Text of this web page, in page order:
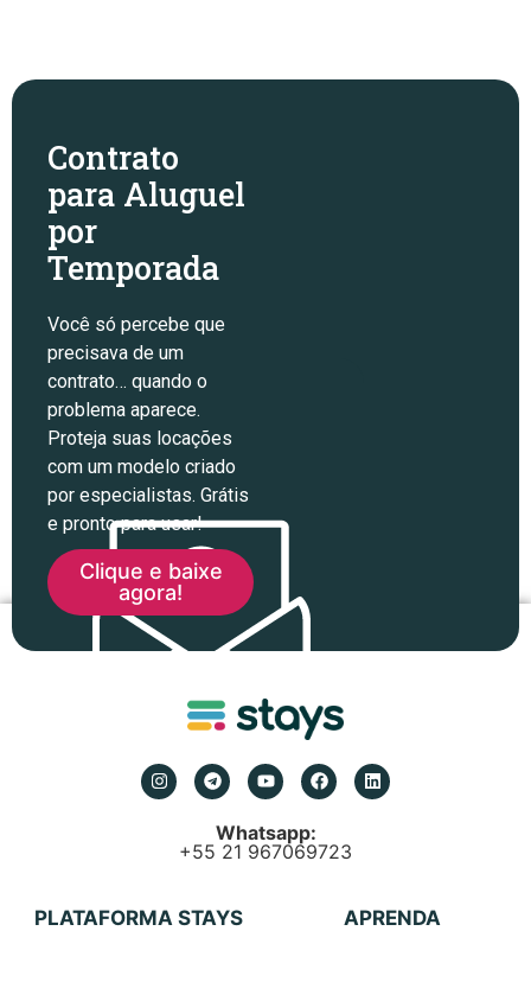
Contrato
para Aluguel
por
Temporada
Você só percebe que
precisava de um
contrato… quando o
problema aparece.
Proteja suas locações
com um modelo criado
por especialistas. Grátis
e pronto para usar!
Clique e baixe
agora!
Whatsapp:
+55 21 967069723
PLATAFORMA STAYS APRENDA